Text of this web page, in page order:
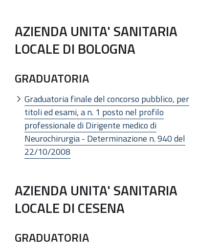
AZIENDA UNITA' SANITARIA
LOCALE DI BOLOGNA
GRADUATORIA
Graduatoria finale del concorso pubblico, per
titoli ed esami, a n. 1 posto nel profilo
professionale di Dirigente medico di
Neurochirurgia - Determinazione n. 940 del
22/10/2008
AZIENDA UNITA' SANITARIA
LOCALE DI CESENA
GRADUATORIA